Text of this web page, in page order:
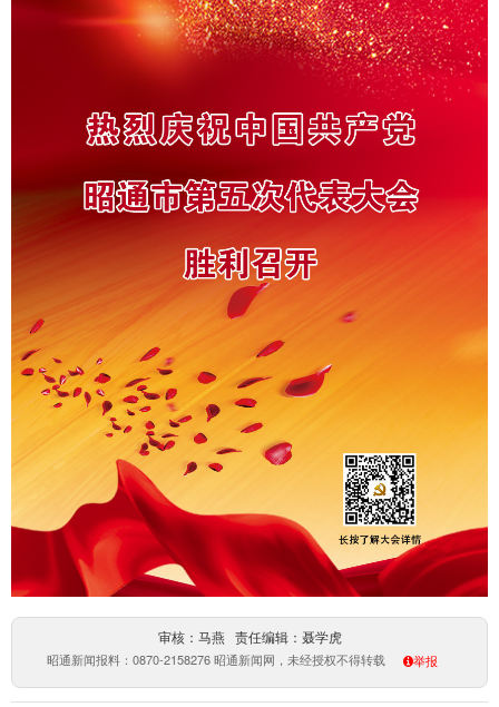
审核：马燕 责任编辑：聂学虎
昭通新闻报料：0870-2158276 昭通新闻网，未经授权不得转载 举报